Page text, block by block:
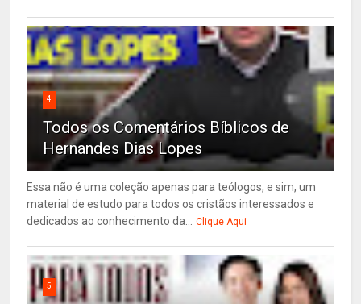
4
Todos os Comentários Bíblicos de
Hernandes Dias Lopes
Essa não é uma coleção apenas para teólogos, e sim, um
material de estudo para todos os cristãos interessados e
dedicados ao conhecimento da... Clique Aqui
5